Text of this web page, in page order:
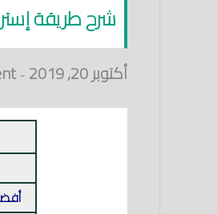
شرح طريقة
أكتوبر 20, 2019 -